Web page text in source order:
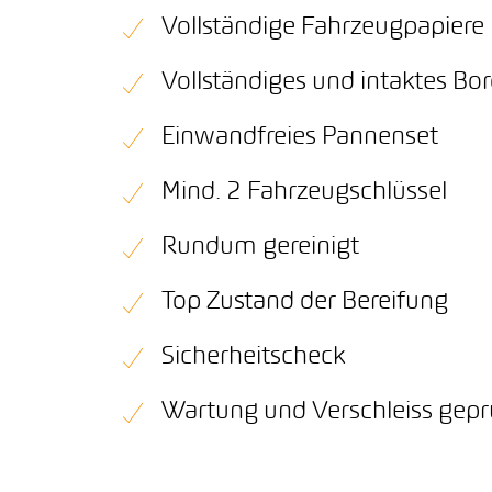
Vollständige Fahrzeugpapiere
Vollständiges und intaktes
Einwandfreies Pannenset
Mind. 2 Fahrzeugschlüssel
Rundum gereinigt
Top Zustand der Bereifung
Sicherheitscheck
Wartung und Verschleiss